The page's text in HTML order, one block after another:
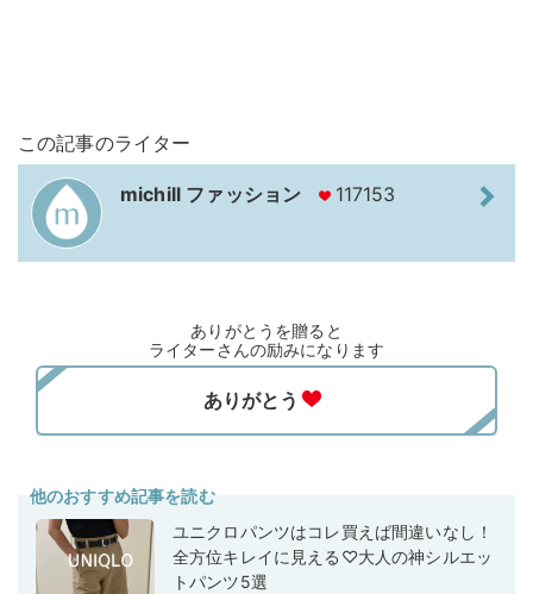
この記事のライター
michill ファッション 117153
ありがとうを贈ると
ライターさんの励みになります
他のおすすめ記事を読む
ユニクロパンツはコレ買えば間違いなし！
全方位キレイに見える♡大人の神シルエッ
トパンツ5選